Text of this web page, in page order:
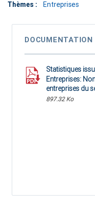
Thèmes : Entreprises
DOCUMENTATION
Statistiques
Entreprises:
entreprises du
897.32 Ko